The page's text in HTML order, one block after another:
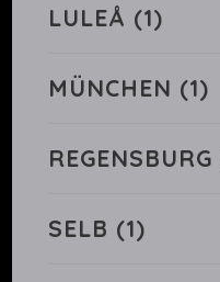
LULEÅ (1)
MÜNCHEN (1)
REGENSBURG
SELB (1)